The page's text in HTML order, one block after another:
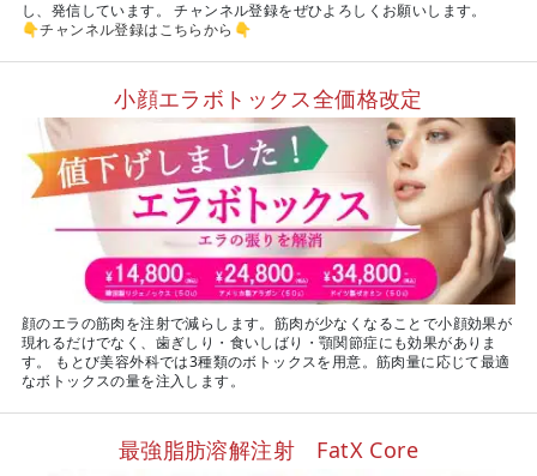
し、発信しています。 チャンネル登録をぜひよろしくお願いします。
👇チャンネル登録はこちらから 👇
小顔エラボトックス全価格改定
顔のエラの筋肉を注射で減らします。筋肉が少なくなることで小顔効果が
現れるだけでなく、歯ぎしり・食いしばり・顎関節症にも効果がありま
す。 もとび美容外科では3種類のボトックスを用意。筋肉量に応じて最適
なボトックスの量を注入します。
最強脂肪溶解注射 FatX Core